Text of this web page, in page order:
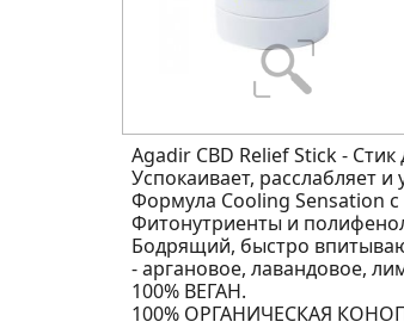
Agadir CBD Relief Stick -
Успокаивает, расслабляет
Формула Cooling Sensation
Фитонутриенты и
Бодрящий, быстро
- аргановое, лавандовое,
100% ВЕГАН.
100% ОРГАНИЧЕСКАЯ